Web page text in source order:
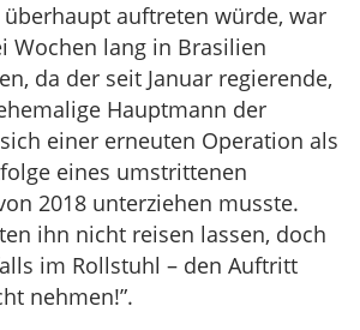
auftreten würde, war
Wochen lang in Brasilien
da der seit Januar regierende,
Hauptmann der
einer erneuten Operation als
eines umstrittenen
2018 unterziehen musste.
ihn nicht reisen lassen, doch
im Rollstuhl – den Auftritt
nehmen!”.